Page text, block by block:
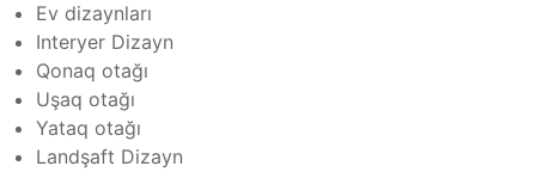
Ev dizaynları
Interyer Dizayn
Qonaq otağı
Uşaq otağı
Yataq otağı
Landşaft Dizayn